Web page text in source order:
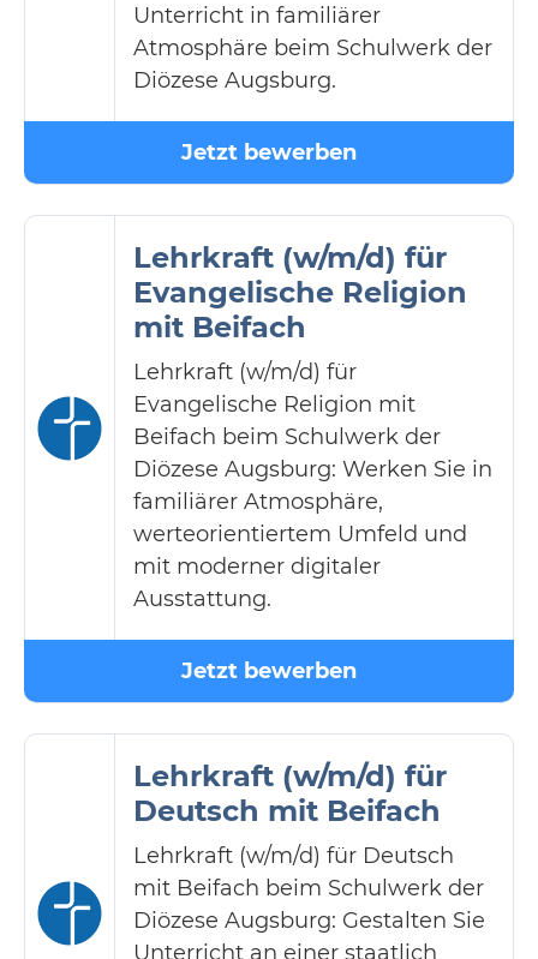
Unterricht in familiärer
Atmosphäre beim Schulwerk der
Diözese Augsburg.
Jetzt bewerben
Lehrkraft (w/m/d) für
Evangelische Religion
mit Beifach
Lehrkraft (w/m/d) für
Evangelische Religion mit
Beifach beim Schulwerk der
Diözese Augsburg: Werken Sie in
familiärer Atmosphäre,
werteorientiertem Umfeld und
mit moderner digitaler
Ausstattung.
Jetzt bewerben
Lehrkraft (w/m/d) für
Deutsch mit Beifach
Lehrkraft (w/m/d) für Deutsch
mit Beifach beim Schulwerk der
Diözese Augsburg: Gestalten Sie
Unterricht an einer staatlich